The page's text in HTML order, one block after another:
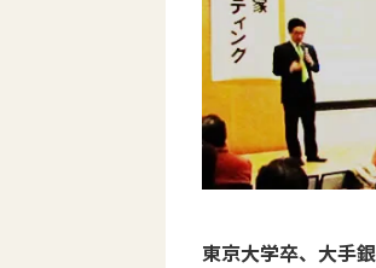
東京大学卒、大手